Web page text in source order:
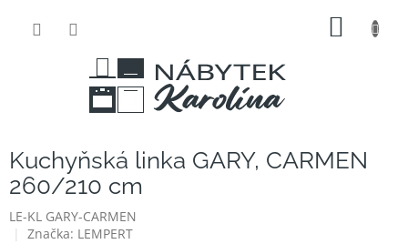
Kuchyňská linka GARY, CARMEN
260/210 cm
LE-KL GARY-CARMEN
Značka: LEMPERT